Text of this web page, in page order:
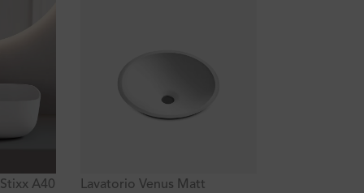
A40 Lavatorio Venus Matt